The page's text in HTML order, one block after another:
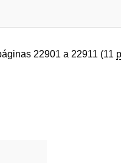
22901 a 22911 (11